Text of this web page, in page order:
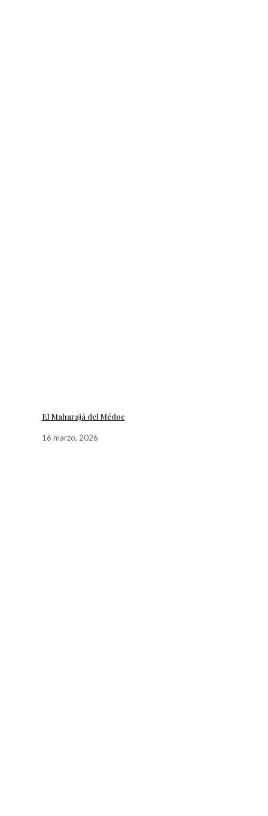
El Maharajá del Médoc
16 marzo, 2026